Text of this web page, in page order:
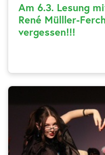
Am 6.3. Lesung
René Mülller-
vergessen!!!